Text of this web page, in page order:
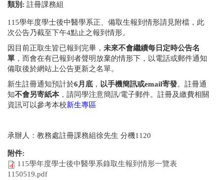
類別: 註冊課務組
115學年度學士後中醫學系正、備取生報到情形請見附檔，此
次公告乃截至下午4點止之報到情形。
因目前正取生皆已報到完畢， 未來不會繼續每日定時公告名
單 ，而會在有已報到者聲明放棄的情形下，以電話或郵件通知
備取後於網站上公告更新之名單。
新生註冊通知預計於6月底 ， 以手機簡訊或email寄發。註冊通
知不會另寄紙本，請同學注意簡訊/電子郵件。註冊及繳費相關
資訊可以參考本校新生專區
承辦人：教務處註冊課務組徐先生 分機1120
附件:
115學年度學士後中醫學系錄取生報到情形一覽表
1150519.pdf